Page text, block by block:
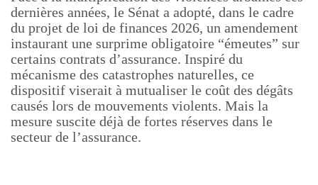
dernières années, le Sénat a adopté, dans le cadre
du projet de loi de finances 2026, un amendement
instaurant une surprime obligatoire “émeutes” sur
certains contrats d’assurance. Inspiré du
mécanisme des catastrophes naturelles, ce
dispositif viserait à mutualiser le coût des dégâts
causés lors de mouvements violents. Mais la
mesure suscite déjà de fortes réserves dans le
secteur de l’assurance.